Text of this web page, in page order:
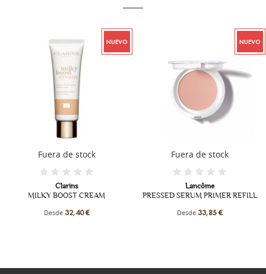
NUEVO
Fuera de stock
Clarins
MILKY BOOST CREAM
Desde 32,40 €
NUEVO
Fuera de stock
Lancôme
PRESSED SERUM PRIMER REFILL
Desde 33,85 €